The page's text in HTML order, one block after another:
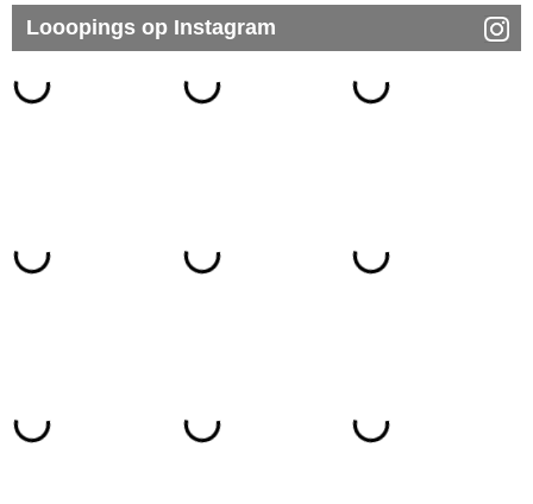
Looopings op Instagram